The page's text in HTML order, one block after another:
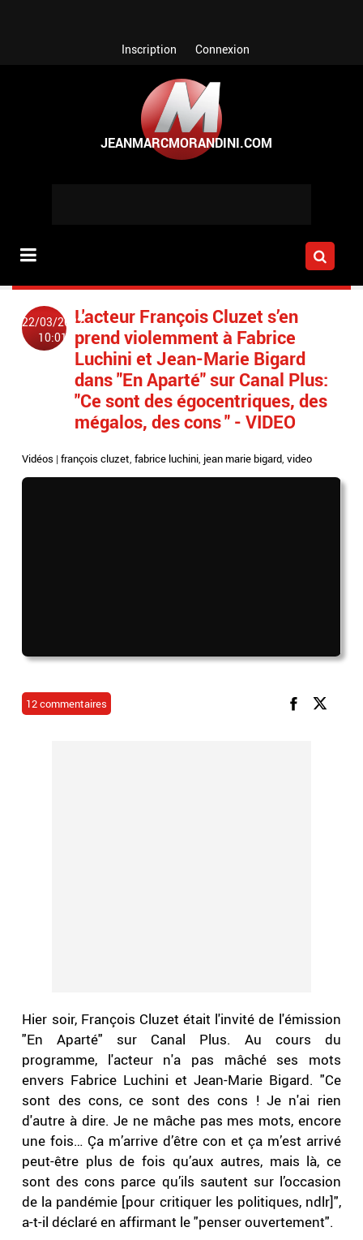
Inscription Connexion
22/03/2022
10:01
L'acteur François Cluzet s’en
prend violemment à Fabrice
Luchini et Jean-Marie Bigard
dans "En Aparté" sur Canal Plus:
"Ce sont des égocentriques, des
mégalos, des cons " - VIDEO
Vidéos |françois cluzet,fabrice luchini, jean marie bigard,video
12 commentaires
Hier soir, François Cluzet était l'invité de l'émission
"En Aparté" sur Canal Plus. Au cours du
programme, l'acteur n'a pas mâché ses mots
envers Fabrice Luchini et Jean-Marie Bigard. "Ce
sont des cons, ce sont des cons ! Je n'ai rien
d'autre à dire. Je ne mâche pas mes mots, encore
une fois… Ça m’arrive d’être con et ça m’est arrivé
peut-être plus de fois qu’aux autres, mais là, ce
sont des cons parce qu’ils sautent sur l’occasion
de la pandémie [pour critiquer les politiques, ndlr]",
a-t-il déclaré en affirmant le "penser ouvertement".